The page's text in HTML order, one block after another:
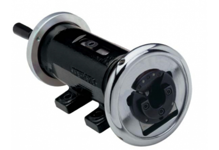
Adapter
Aufsetzspannköpfe
Spannwellen
Klapplager
Statische Entladung
Stretch- und
Schrumpfhaubenmaschinen